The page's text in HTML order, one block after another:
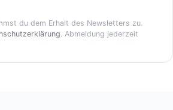
du dem Erhalt des Newsletters zu.
. Abmeldung jederzeit